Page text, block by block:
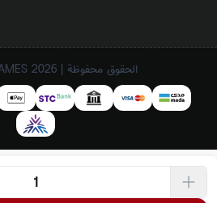
الحقوق محفوظة | 2026